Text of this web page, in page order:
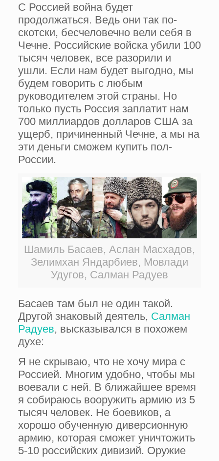
С Россией война будет
продолжаться. Ведь они так по-
скотски, бесчеловечно вели себя в
Чечне. Российские войска убили 100
тысяч человек, все разорили и
ушли. Если нам будет выгодно, мы
будем говорить с любым
руководителем этой страны. Но
только пусть Россия заплатит нам
700 миллиардов долларов США за
ущерб, причиненный Чечне, а мы на
эти деньги сможем купить пол-
России.
Шамиль Басаев, Аслан Масхадов,
Зелимхан Яндарбиев, Мовлади
Удугов, Салман Радуев
Басаев там был не один такой.
Другой знаковый деятель, Салман
Радуев, высказывался в похожем
духе:
Я не скрываю, что не хочу мира с
Россией. Многим удобно, чтобы мы
воевали с ней. В ближайшее время
я собираюсь вооружить армию из 5
тысяч человек. Не боевиков, а
хорошо обученную диверсионную
армию, которая сможет уничтожить
5-10 российских дивизий. Оружие